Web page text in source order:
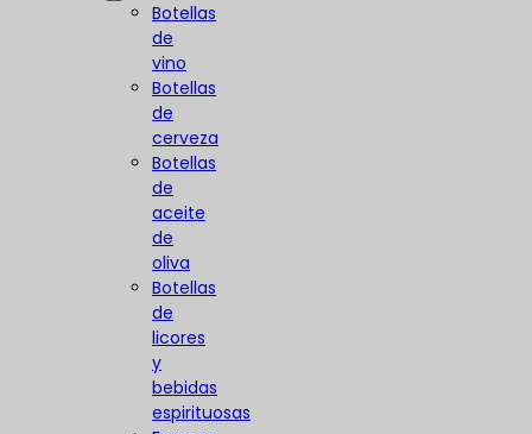
Botellas
de
vino
Botellas
de
cerveza
Botellas
de
aceite
de
oliva
Botellas
de
licores
y
bebidas
espirituosas